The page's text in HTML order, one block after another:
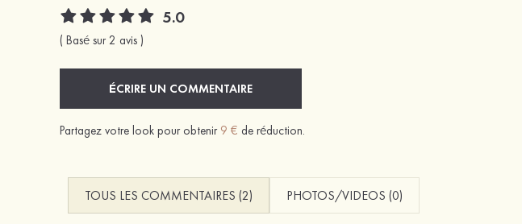
5.0
( Basé sur 2 avis )
ÉCRIRE UN COMMENTAIRE
Partagez votre look pour obtenir 9 € de réduction.
TOUS LES COMMENTAIRES (2) PHOTOS/VIDEOS (0)